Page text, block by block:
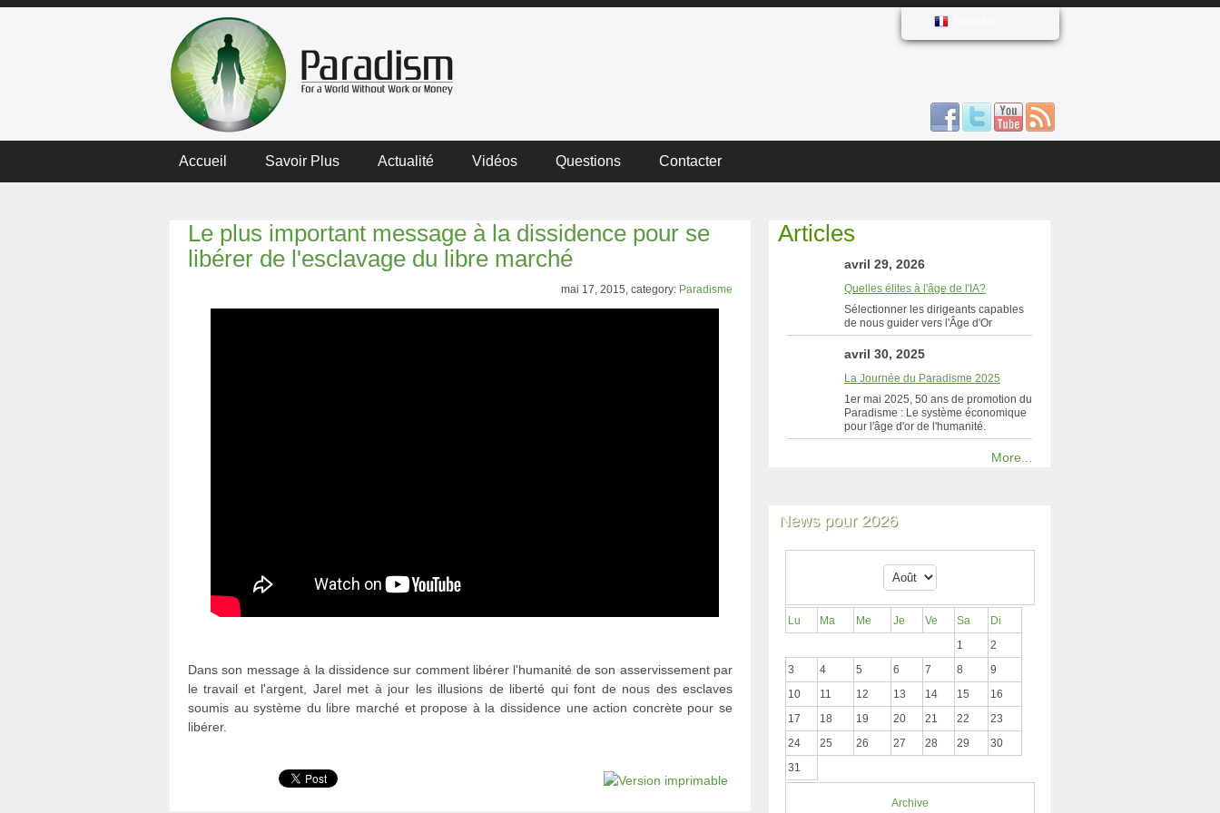
Accueil Savoir Plus Actualité Vidéos Questions Contacter
Le plus important message à la dissidence pour se
libérer de l'esclavage du libre marché
mai 17, 2015, category: Paradisme
Dans son message à la dissidence sur comment libérer l'humanité de son asservissement par
le travail et l'argent, Jarel met à jour les illusions de liberté qui font de nous des esclaves
soumis au système du libre marché et propose à la dissidence une action concrète pour se
libérer.
Articles
avril 29, 2026
Quelles élites à l'âge de l'IA?
Sélectionner les dirigeants capables
de nous guider vers l'Âge d'Or
avril 30, 2025
La Journée du Paradisme 2025
1er mai 2025, 50 ans de promotion du
Paradisme : Le système économique
pour l'âge d'or de l'humanité.
More...
News pour 2026
Lu Ma Me Je Ve Sa
Di
1
2
3
4 5 6 7 8
9
10
11 12 13 14 15
16
17
18 19 20 21 22
23
24
25 26 27 28 29
30
31
Archive